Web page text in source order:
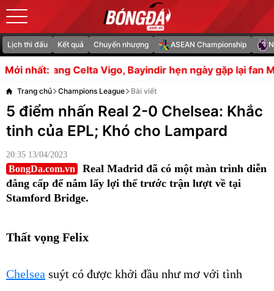
Lịch thi đấu Kết quả Chuyển nhượng ASEAN Championship
Mới nhất:
Vigo, Bayindir hẹn ngày gặp lại fan MU Thắng
Trang chủ Champions League Bài viết
5 điểm nhấn Real 2-0 Chelsea: Khắc
tinh của EPL; Khó cho Lampard
20:35 13/04/2023
BongDa.com.vn
Real Madrid đã có một màn trình diễn
đẳng cấp để nắm lấy lợi thế trước trận lượt về tại
Stamford Bridge.
Thất vọng Felix
Chelsea suýt có được khởi đầu như mơ với tình